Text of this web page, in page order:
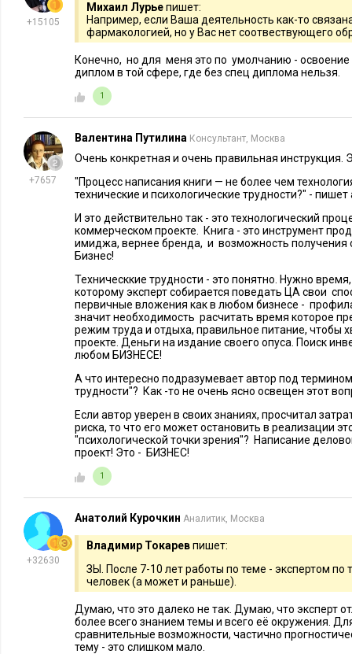
Если по теме эксперта уже имеются книги других авторов,
описав преимущества и уникальность собственной
готовности на данный момент и срок сдачи. Большим
предложений по самостоятельному продвижению книги
в случае отсутствия у автора большой социальной
К заявке нужно прикрепить рабочее оглавление книги,
любой другой по счету главы, а также указать свои
сети.
Обычно заявка рассматривается около трех недель. Если по
не был получен, то можно написать еще одно письмо в
редактору, занимающемуся тематикой предложенной для
случае, когда ответ издательства положительный, то
рукописи книга окажется на полках книжных сетей и в
Как избежать негативных рецензий на
Критика – еще один возможный тормоз для написания
сожалению, ее не избежать, так как ни один автор или его
подходить абсолютно всем. На мой взгляд, к ней нужно
опасаться полного отсутствия негативных откликов на
даже критикам, то возможно, она не интересна никому.
Кроме того, критика критике рознь. И если речь идет о
следующей работы. Но даже если рецензия написала на
здравой основы, она вполне может стать хайпом поднятой
Таким образом, процесс написания книги экспертом – не
мощный инструмент для продвижения своего бизнеса,
представления результатов практики.
+15105
Михаил Лурьепишет:
Например, если Ваша деятельность как-то
фармакологией, но у Вас нет соотвествующего
Конечно, но для меня это по умолчанию -
диплом в той сфере, где без спец диплома нельзя.
1
+7657
Валентина Путилина Консультант, Москва
Очень конкретная и очень правильная инструкция.
"Процесс написания книги — не более чем
технические и психологические трудности?" - пишет
И это действительно так - это технологический
коммерческом проекте. Книга - это инструмент
имиджа, вернее бренда, и возможность
Бизнес!
Техническкие трудности - это понятно. Нужно
которому эксперт собирается поведать ЦА свои
первичные вложения как в любом бизнесе -
значит необходимость расчитать время которое
режим труда и отдыха, правильное питание, чтобы
проекте. Деньги на издание своего опуса. Поиск
любом БИЗНЕСЕ!
А что интересно подразумевает автор под
трудности"? Как -то не очень ясно освещен этот
Если автор уверен в своих знаниях, просчитал
риска, то что его может остановить в реализации
"психологической точки зрения"? Написание
проект! Это - БИЗНЕС!
1
+32630
Анатолий Курочкин Аналитик, Москва
Владимир Токаревпишет:
ЗЫ. После 7-10 лет работы по теме - экспертом по
человек (а может и раньше).
Думаю, что это далеко не так. Думаю, что эксперт
более всего знанием темы и всего её окружения.
сравнительные возможности, частично
тему - это слишком мало.